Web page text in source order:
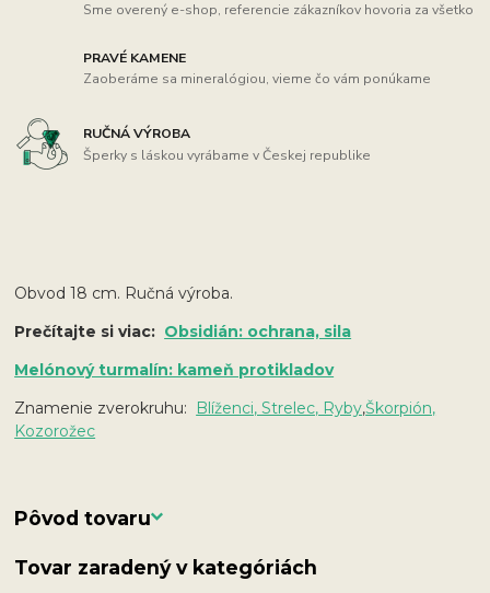
Sme overený e-shop, referencie zákazníkov hovoria za všetko
PRAVÉ KAMENE
Zaoberáme sa mineralógiou, vieme čo vám ponúkame
RUČNÁ VÝROBA
Šperky s láskou vyrábame v Českej republike
Obvod 18 cm. Ručná výroba.
Prečítajte si viac: Obsidián: ochrana, sila
Melónový turmalín: kameň protikladov
Znamenie zverokruhu:
Blíženci, Strelec, Ryby,Škorpión,
Kozorožec
Pôvod tovaru
Tovar zaradený v kategóriách